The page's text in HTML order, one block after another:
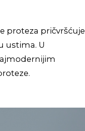
proteza pričvršćuje
ustima. U